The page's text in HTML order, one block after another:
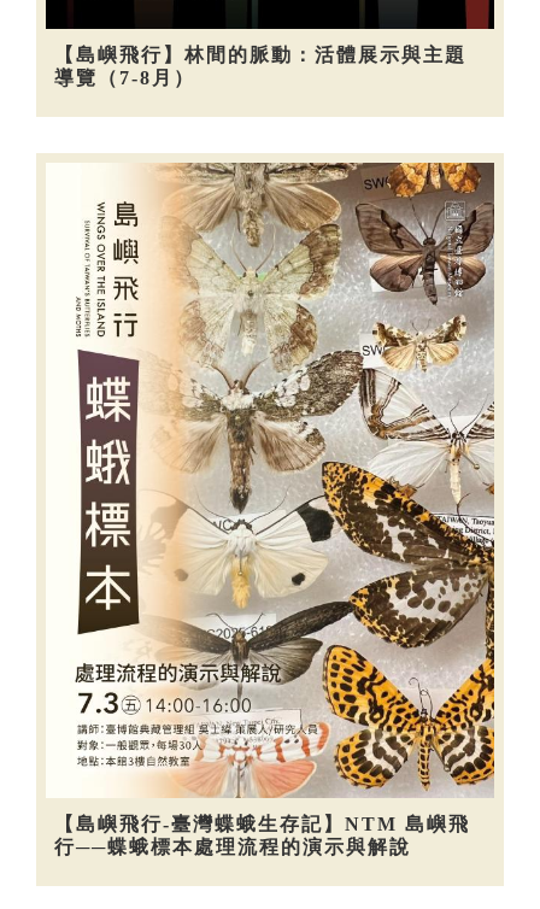
【島嶼飛行】林間的脈動：活體展示與主題
導覽（7-8月）
【島嶼飛行-臺灣蝶蛾生存記】NTM 島嶼飛
行──蝶蛾標本處理流程的演示與解說